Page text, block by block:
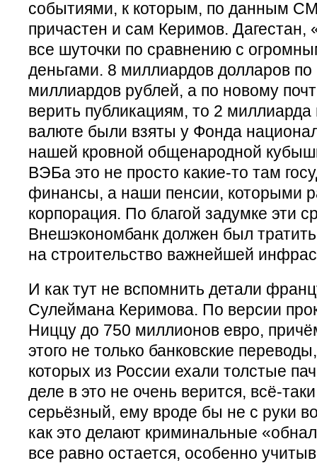
событиями, к которым, по данным
причастен и сам Керимов. Дагестан,
все шуточки по сравнению с
деньгами. 8 миллиардов долларов
миллиардов рублей, а по новому
верить публикациям, то 2
валюте были взяты у Фонда
нашей кровной общенародной
ВЭБа это не просто какие-то там
финансы, а наши пенсии, которыми
корпорация. По благой задумке эти
Внешэкономбанк должен был
на строительство важнейшей
И как тут не вспомнить детали
Сулеймана Керимова. По версии
Ниццу до 750 миллионов евро,
этого не только банковские
которых из России ехали толстые
деле в это не очень верится, всё-
серьёзный, ему вроде бы не с руки
как это делают криминальные
все равно остается, особенно